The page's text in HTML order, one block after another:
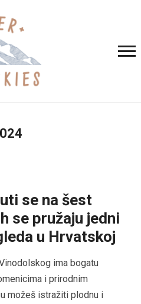
se na šest
se pružaju jedni
u Hrvatskoj
ima bogatu
i prirodnim
možeš istražiti plodnu i